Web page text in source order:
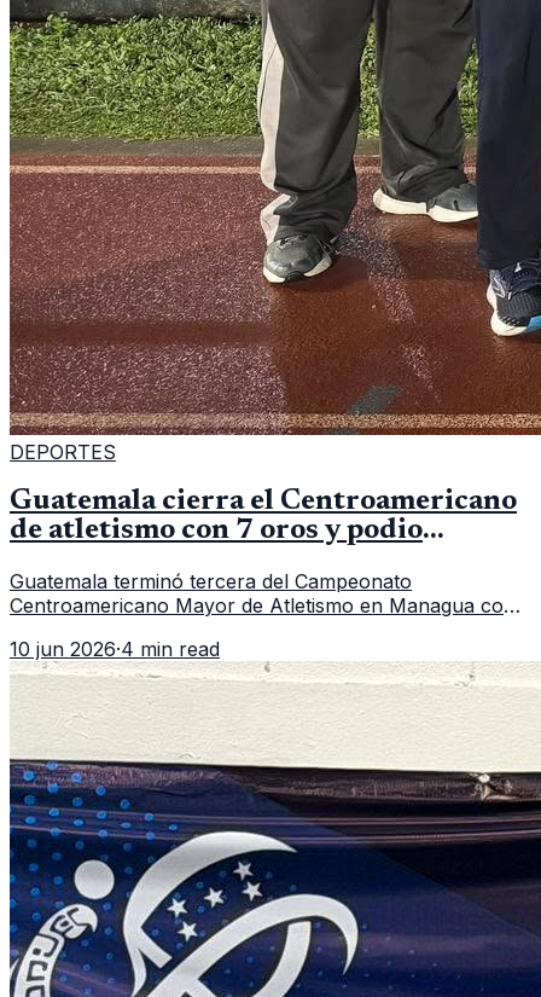
DEPORTES
Guatemala cierra el Centroamericano
de atletismo con 7 oros y podio
Guatemala terminó tercera del Campeonato
Centroamericano Mayor de Atletismo en Managua con
de CDAG.
10 jun 2026·4 min read